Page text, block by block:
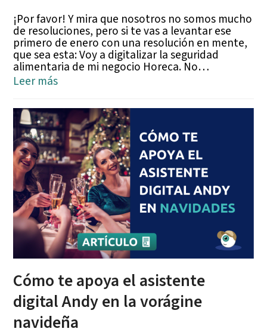
¡Por favor! Y mira que nosotros no somos mucho
de resoluciones, pero si te vas a levantar ese
primero de enero con una resolución en mente,
que sea esta: Voy a digitalizar la seguridad
alimentaria de mi negocio Horeca. No…
Leer más
Cómo te apoya el asistente
digital Andy en la vorágine
navideña